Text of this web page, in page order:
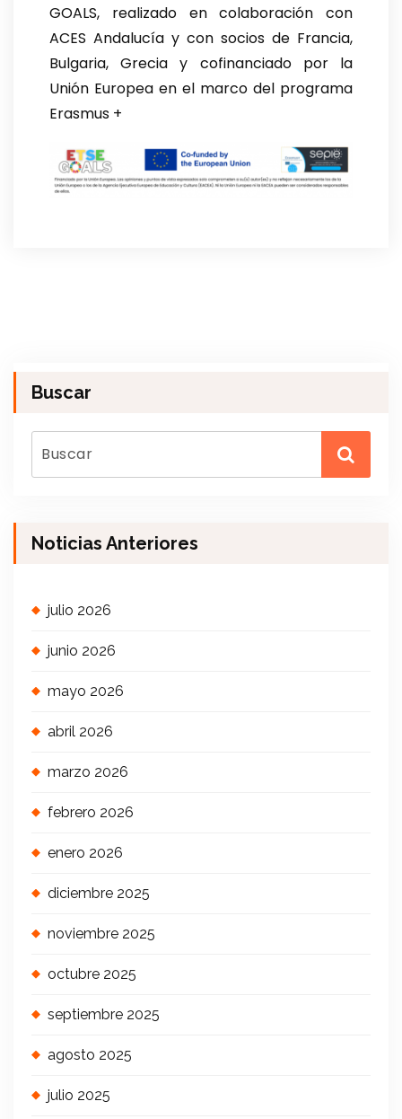
GOALS, realizado en colaboración con
ACES Andalucía y con socios de Francia,
Bulgaria, Grecia y cofinanciado por la
Unión Europea en el marco del programa
Erasmus +
Buscar
Noticias Anteriores
julio 2026
junio 2026
mayo 2026
abril 2026
marzo 2026
febrero 2026
enero 2026
diciembre 2025
noviembre 2025
octubre 2025
septiembre 2025
agosto 2025
julio 2025